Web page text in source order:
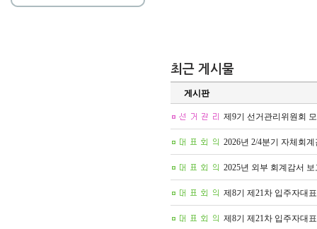
최근 게시물
게시판
제9기 선거관리위원회
2026년 2/4분기 자체회
2025년 외부 회계감서
제8기 제21차 입주자대
제8기 제21차 입주자대